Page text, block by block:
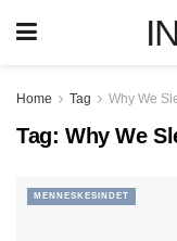
Home Tag Why We
Tag: Why We
MENNESKESINDET